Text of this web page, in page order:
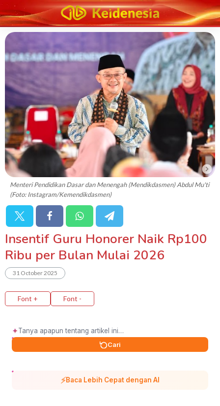
Menteri Pendidikan Dasar dan Menengah (Mendikdasmen) Abdul Mu'ti
(Foto: Instagram/Kemendikdasmen)
Insentif Guru Honorer Naik Rp100
Ribu per Bulan Mulai 2026
31 October 2025
Font + Font -
✦
Cari
⚡Baca Lebih Cepat dengan AI